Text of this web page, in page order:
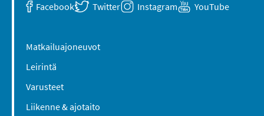
Facebook Twitter Instagram YouTube
Matkailuajoneuvot
Leirintä
Varusteet
Liikenne & ajotaito